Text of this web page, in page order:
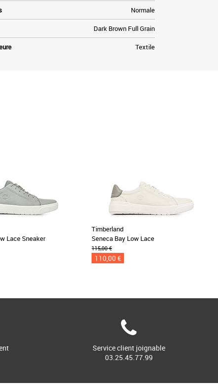
Normale
Dark Brown Full Grain
Textile
Lace Sneaker
Timberland
Seneca Bay Low Lace
115,00 €
110,00 €
Service client joignable
03.25.45.77.99